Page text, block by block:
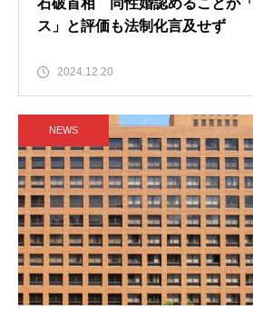
石破首相 同性婚認めることが
ス」と評価も法制化言及せず
2024.12.20
NEWS